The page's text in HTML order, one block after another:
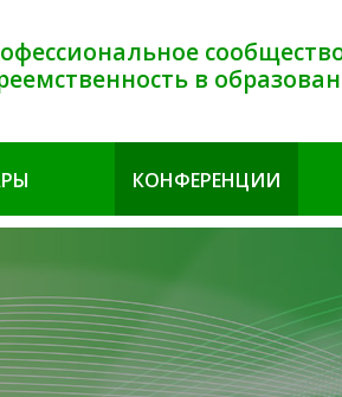
в
КОНФЕРЕНЦИИ